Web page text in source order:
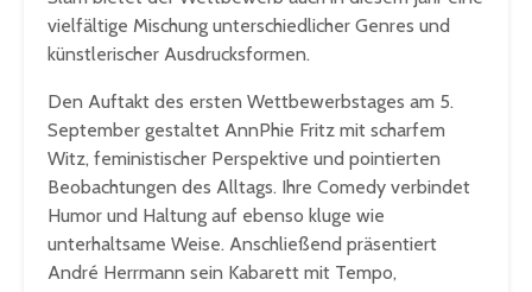
vielfältige Mischung unterschiedlicher Genres und
künstlerischer Ausdrucksformen.
Den Auftakt des ersten Wettbewerbstages am 5.
September gestaltet AnnPhie Fritz mit scharfem
Witz, feministischer Perspektive und pointierten
Beobachtungen des Alltags. Ihre Comedy verbindet
Humor und Haltung auf ebenso kluge wie
unterhaltsame Weise. Anschließend präsentiert
André Herrmann sein Kabarett mit Tempo,